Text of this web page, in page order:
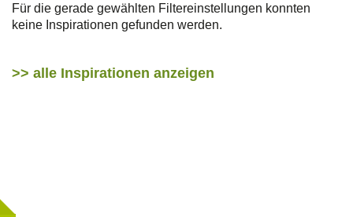
Für die gerade gewählten Filtereinstellungen konnten
keine Inspirationen gefunden werden.
>> alle Inspirationen anzeigen